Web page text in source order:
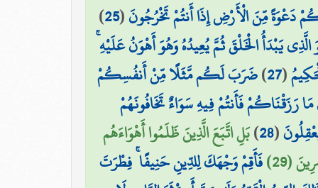
دَعْوَةً مِّنَ الْأَرْضِ إِذَا أَنتُمْ تَخْرُجُونَ(
25
)
يَبْدَأُ الْخَلْقَ ثُمَّ يُعِيدُهُ وَهُوَ أَهْوَنُ عَلَيْهِ
(
27
)ضَرَبَ لَكُم مَّثَلًا مِّنْ أَنفُسِكُمْ
فَأَنتُمْ فِيهِ سَوَاءٌ تَخَافُونَهُمْ
(
28
)بَلِ اتَّبَعَ الَّذِينَ ظَلَمُوا أَهْوَاءَهُم
(29)
فَأَقِمْ وَجْهَكَ لِلدِّينِ حَنِيفًا ۚ فِطْرَتَ